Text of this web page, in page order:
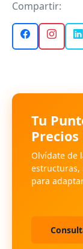
Compartir:
Tu
Olvídate de
estructuras,
para